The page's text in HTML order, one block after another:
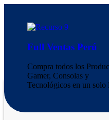
Full Ventas Perú
Compra todos los
Gamer, Consolas y
Tecnológicos en un solo